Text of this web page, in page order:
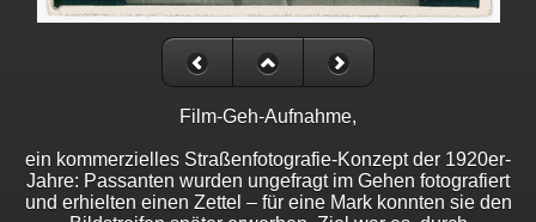
Film-Geh-Aufnahme,
ein kommerzielles Straßenfotografie-Konzept der 1920er-
Jahre: Passanten wurden ungefragt im Gehen fotografiert
und erhielten einen Zettel – für eine Mark konnten sie den